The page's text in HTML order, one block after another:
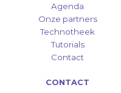
Agenda
Onze partners
Technotheek
Tutorials
Contact
CONTACT